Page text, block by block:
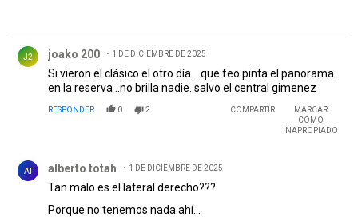
J2 joako 200 1 DE DICIEMBRE DE 2025
Si vieron el clásico el otro día ...que feo pinta el panorama
en la reserva ..no brilla nadie..salvo el central gimenez
RESPONDER 0 2 COMPARTIR
MARCAR
COMO
INAPROPIADO
AT alberto totah 1 DE DICIEMBRE DE 2025
Tan malo es el lateral derecho???
Porque no tenemos nada ahí...